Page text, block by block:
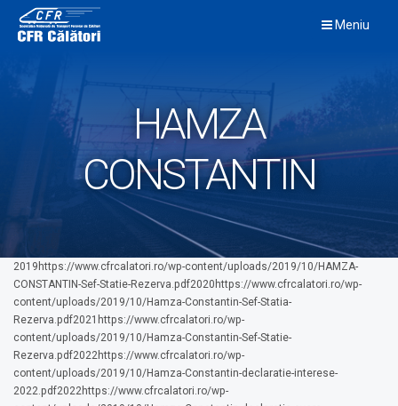
content
Meniu
HAMZA
CONSTANTIN
2019https://www.cfrcalatori.ro/wp-content/uploads/2019/10/HAMZA-
CONSTANTIN-Sef-Statie-Rezerva.pdf2020https://www.cfrcalatori.ro/wp-
content/uploads/2019/10/Hamza-Constantin-Sef-Statia-
Rezerva.pdf2021https://www.cfrcalatori.ro/wp-
content/uploads/2019/10/Hamza-Constantin-Sef-Statie-
Rezerva.pdf2022https://www.cfrcalatori.ro/wp-
content/uploads/2019/10/Hamza-Constantin-declaratie-interese-
2022.pdf2022https://www.cfrcalatori.ro/wp-